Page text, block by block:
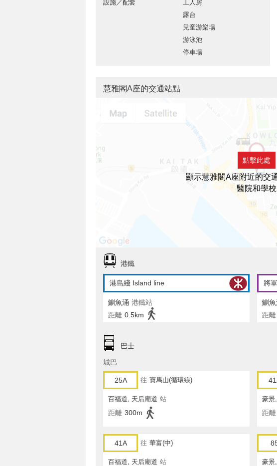
設施／配套
工人房
露台
兒童游樂場
游泳池
停車場
慧雅閣A座的交通站點
點擊此處
顯示慧雅閣A座附近的交
醫院和學校
港鐵
港島綫 Island line
鰂魚涌 港鐵站
距離 0.5km
將
鰂魚
距離
巴士
城巴
25A 往 寶馬山(循環線)
百福道, 天后廟道 站
距離 300m
豪景
距離
41A 往 華富(中)
百福道, 天后廟道 站 豪景